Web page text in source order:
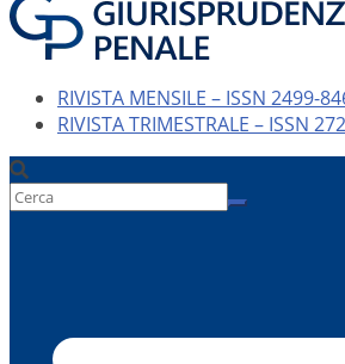
RIVISTA MENSILE – ISSN 2499-
RIVISTA TRIMESTRALE – ISSN